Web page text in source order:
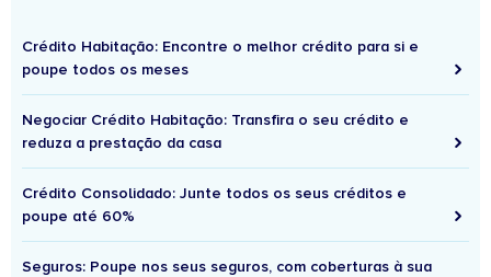
Crédito Habitação: Encontre o melhor crédito para si e
poupe todos os meses
Negociar Crédito Habitação: Transfira o seu crédito e
reduza a prestação da casa
Crédito Consolidado: Junte todos os seus créditos e
poupe até 60%
Seguros: Poupe nos seus seguros, com coberturas à sua